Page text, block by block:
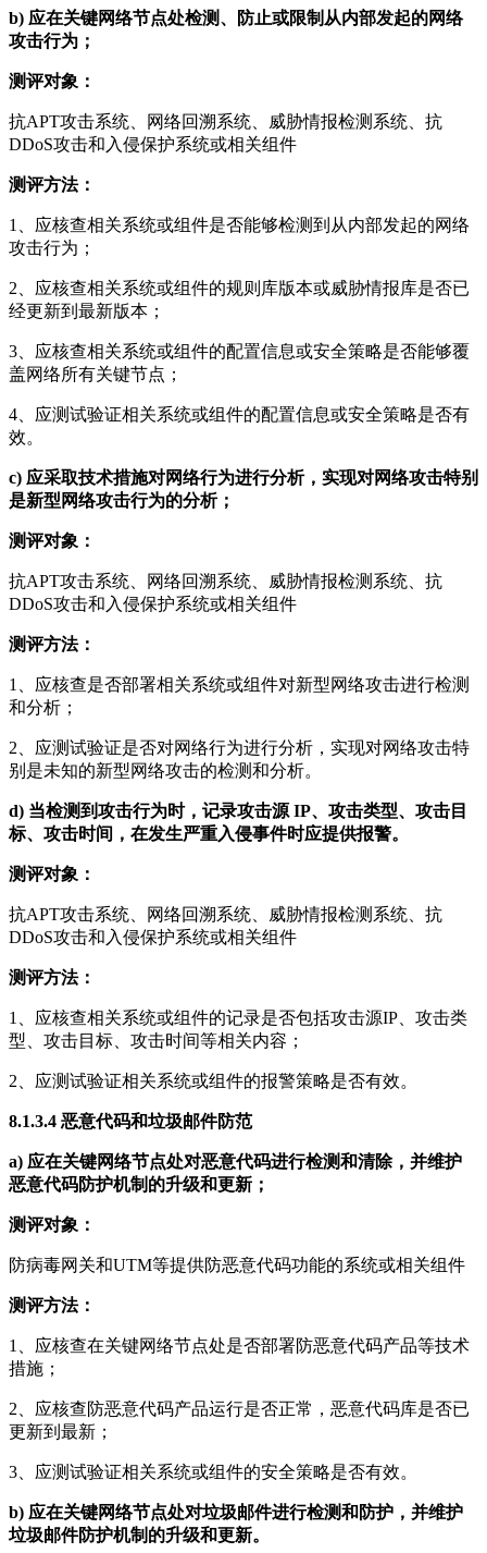
b) 应在关键网络节点处检测、防止或限制从内部发起的网络
攻击行为；
测评对象：
抗APT攻击系统、网络回溯系统、威胁情报检测系统、抗
DDoS攻击和入侵保护系统或相关组件
测评方法：
1、应核查相关系统或组件是否能够检测到从内部发起的网络
攻击行为；
2、应核查相关系统或组件的规则库版本或威胁情报库是否已
经更新到最新版本；
3、应核查相关系统或组件的配置信息或安全策略是否能够覆
盖网络所有关键节点；
4、应测试验证相关系统或组件的配置信息或安全策略是否有
效。
c) 应采取技术措施对网络行为进行分析，实现对网络攻击特别
是新型网络攻击行为的分析；
测评对象：
抗APT攻击系统、网络回溯系统、威胁情报检测系统、抗
DDoS攻击和入侵保护系统或相关组件
测评方法：
1、应核查是否部署相关系统或组件对新型网络攻击进行检测
和分析；
2、应测试验证是否对网络行为进行分析，实现对网络攻击特
别是未知的新型网络攻击的检测和分析。
d) 当检测到攻击行为时，记录攻击源 IP、攻击类型、攻击目
标、攻击时间，在发生严重入侵事件时应提供报警。
测评对象：
抗APT攻击系统、网络回溯系统、威胁情报检测系统、抗
DDoS攻击和入侵保护系统或相关组件
测评方法：
1、应核查相关系统或组件的记录是否包括攻击源IP、攻击类
型、攻击目标、攻击时间等相关内容；
2、应测试验证相关系统或组件的报警策略是否有效。
8.1.3.4 恶意代码和垃圾邮件防范
a) 应在关键网络节点处对恶意代码进行检测和清除，并维护
恶意代码防护机制的升级和更新；
测评对象：
防病毒网关和UTM等提供防恶意代码功能的系统或相关组件
测评方法：
1、应核查在关键网络节点处是否部署防恶意代码产品等技术
措施；
2、应核查防恶意代码产品运行是否正常，恶意代码库是否已
更新到最新；
3、应测试验证相关系统或组件的安全策略是否有效。
b) 应在关键网络节点处对垃圾邮件进行检测和防护，并维护
垃圾邮件防护机制的升级和更新。